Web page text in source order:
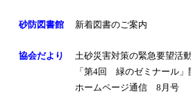
砂防図書館 新着図書のご案内
協会だよ り
土砂災害対策の緊急要望活
「第4回 緑のゼミナール」
ホームページ通信 8月号